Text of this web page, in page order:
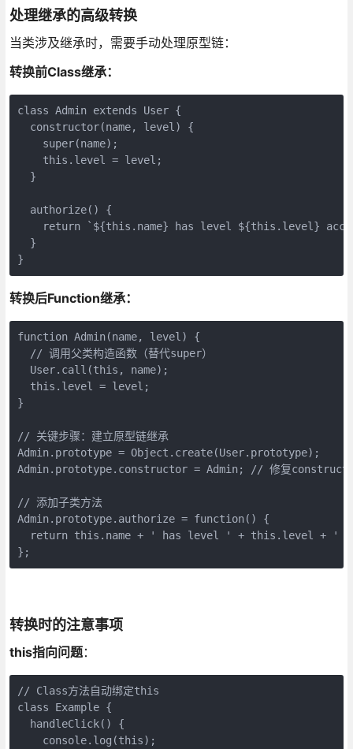
处理继承的高级转换
当类涉及继承时，需要手动处理原型链：
转换前Class继承：
class Admin extends User {
  constructor(name, level) {
    super(name);
    this.level = level;
  }
  authorize() {
return `${this.name} has level ${this.level}
  }
}
转换后Function继承：
function Admin(name, level) {
  // 调用父类构造函数（替代super）
  User.call(this, name);
  this.level = level;
}
// 关键步骤：建立原型链继承
Admin.prototype = Object.create(User.prototype);
Admin.prototype.constructor = Admin; // 修复
// 添加子类方法
Admin.prototype.authorize = function() {
return this.name + ' has level ' + this.level + '
};
转换时的注意事项
this指向问题：
// Class方法自动绑定this
class Example {
  handleClick() {
    console.log(this);